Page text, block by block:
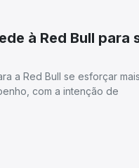
à Red Bull para
a Red Bull se esforçar mais
com a intenção de